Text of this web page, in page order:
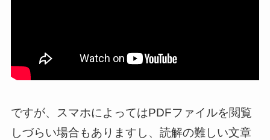
ですが、スマホによってはPDFファイルを閲覧
しづらい場合もありますし、読解の難しい文章